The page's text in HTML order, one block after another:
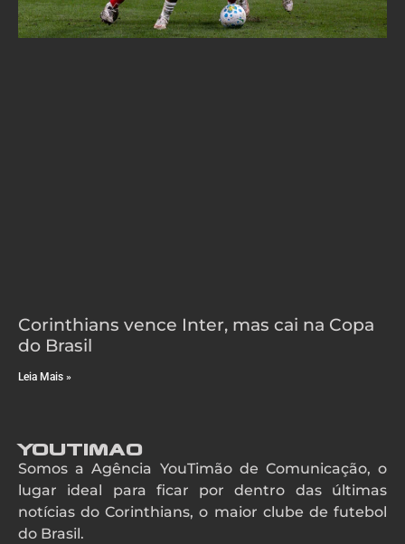
Corinthians vence Inter, mas cai na Copa
do Brasil
Leia Mais »
YouTimao
Somos a Agência YouTimão de Comunicação, o
lugar ideal para ficar por dentro das últimas
notícias do Corinthians, o maior clube de futebol
do Brasil.